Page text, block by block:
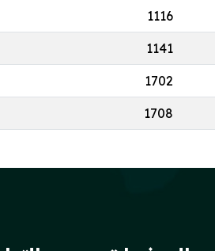
1116
1141
1702
1708